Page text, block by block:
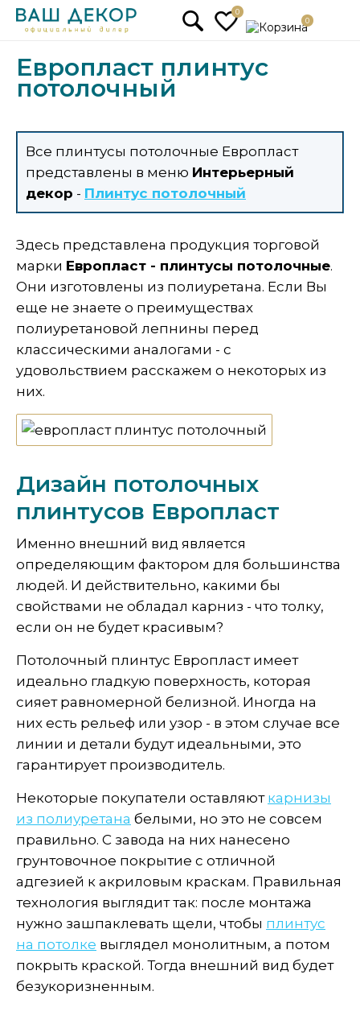
0
0
Европласт плинтус
потолочный
Все плинтусы потолочные Европласт
представлены в меню Интерьерный
декор - Плинтус потолочный
Здесь представлена продукция торговой
марки Европласт - плинтусы потолочные.
Они изготовлены из полиуретана. Если Вы
еще не знаете о преимуществах
полиуретановой лепнины перед
классическими аналогами - с
удовольствием расскажем о некоторых из
них.
Дизайн потолочных
плинтусов Европласт
Именно внешний вид является
определяющим фактором для большинства
людей. И действительно, какими бы
свойствами не обладал карниз - что толку,
если он не будет красивым?
Потолочный плинтус Европласт имеет
идеально гладкую поверхность, которая
сияет равномерной белизной. Иногда на
них есть рельеф или узор - в этом случае все
линии и детали будут идеальными, это
гарантирует производитель.
Некоторые покупатели оставляют карнизы
из полиуретана белыми, но это не совсем
правильно. С завода на них нанесено
грунтовочное покрытие с отличной
адгезией к акриловым краскам. Правильная
технология выглядит так: после монтажа
нужно зашпаклевать щели, чтобы плинтус
на потолке выглядел монолитным, а потом
покрыть краской. Тогда внешний вид будет
безукоризненным.